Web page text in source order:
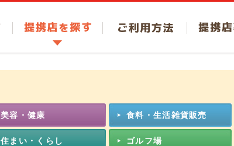
美容・健康 食料・生活雑貨販売
住まい・くらし ゴルフ場